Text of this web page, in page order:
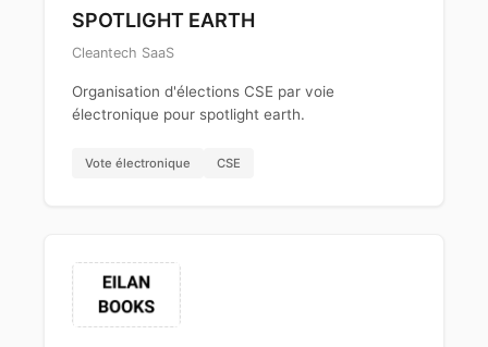
SPOTLIGHT EARTH
Cleantech SaaS
Organisation d'élections CSE par voie
électronique pour spotlight earth.
Vote électronique CSE